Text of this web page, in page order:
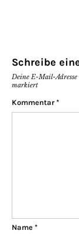
Schreibe
Deine E-Mail-
markiert
Kommentar *
Name *